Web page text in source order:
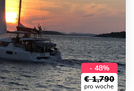
- 48%
€ 1,790
pro woche